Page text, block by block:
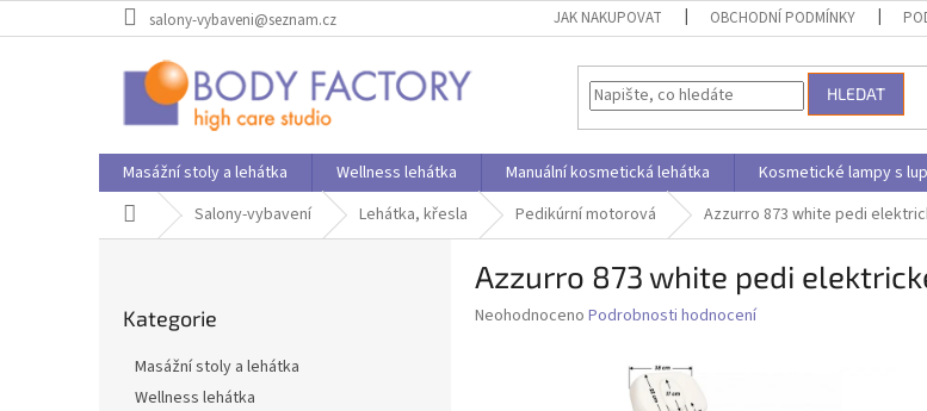
na
salony-vybaveni@seznam.cz JAK NAKUPOVAT OBCHODNÍ PODMÍNKY
HLEDAT
Masážní stoly a lehátka Wellness lehátka Manuální kosmetická lehátka Kosmetické lampy s
Domů Salony-vybavení Lehátka, křesla Pedikúrní motorová Azzurro 873 white pedi
kategorie
Kategorie
Masážní stoly a lehátka
Wellness lehátka
Azzurro 873 white pedi
Průměrné
Neohodnoceno Podrobnosti hodnocení